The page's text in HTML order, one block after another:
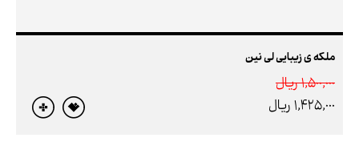
ملکه‌ ی زیبایی لی ‌نین
1,500,000 ريال
1,425,000 ريال